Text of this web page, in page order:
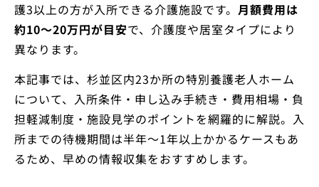
護3以上の方が入所できる介護施設です。 月額費用は
約10〜20万円が目安で、介護度や居室タイプにより
異なります。
本記事では、杉並区内23か所の特別養護老人ホーム
について、入所条件・申し込み手続き・費用相場・負
担軽減制度・施設見学のポイントを網羅的に解説。入
所までの待機期間は半年〜1年以上かかるケースもあ
るため、早めの情報収集をおすすめします。